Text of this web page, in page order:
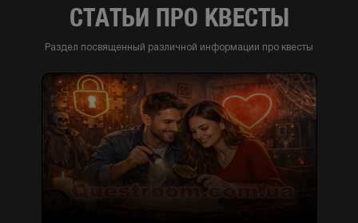
СТАТЬИ ПРО КВЕСТЫ
Раздел посвященный различной информации про квесты